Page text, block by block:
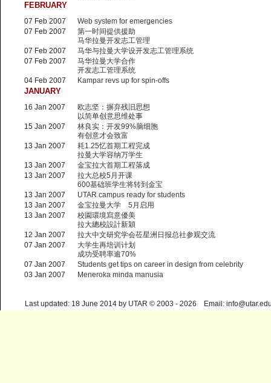
FEBRUARY
07 Feb 2007
Web system for emergencies
07 Feb 2007
第一时间提供援助
马华拉曼开发志工管理
07 Feb 2007
马华与拉曼大学设开发志工管理系统
07 Feb 2007
马华拉曼大学合作
开发志工管理系统
04 Feb 2007
Kampar revs up for spin-offs
JANUARY
16 Jan 2007
欧志坚：摒弃残旧思想
以简单创意思维处事
15 Jan 2007
林良实：开发99%脑细胞
有创意才会致富
13 Jan 2007
耗1.25忆首期工程完成
拉曼大学容纳万学生
13 Jan 2007
金宝拉大首期工程落成
13 Jan 2007
拉大总校5月开课
600基础班学生将转到金宝
13 Jan 2007
UTAR campus ready for students
13 Jan 2007
金宝拉曼大学 5月启用
13 Jan 2007
校園環境寫意優美
拉大總校設計新穎
12 Jan 2007
拉大中文研究学会莅星洲日报总社参观交流
07 Jan 2007
大学生再培训计划
成功受聘率逾70%
07 Jan 2007
Students get tips on career in design from celebrity
03 Jan 2007
Meneroka minda manusia
Last updated: 18 June 2014 by UTAR © 2003 - 2026 Email: